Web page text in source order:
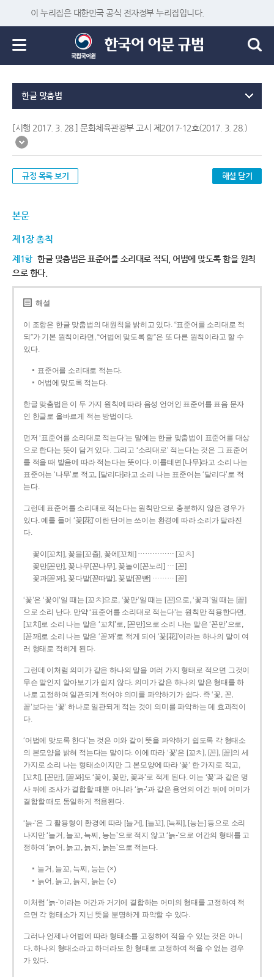
이 누리집은 대한민국 공식 전자정부 누리집입니다.
한글 맞춤법
[시행 2017. 3. 28.] 문화체육관광부 고시 제2017-12호(2017. 3. 28.)
규정 목록 보기 해설 닫기
본문
제1장 총칙
제1항 한글 맞춤법은 표준어를 소리대로 적되, 어법에 맞도록 함을 원칙
으로 한다.
해설
이 조항은 한글 맞춤법의 대원칙을 밝히고 있다. “표준어를 소리대로 적
되”가 기본 원칙이라면, “어법에 맞도록 함”은 또 다른 원칙이라고 할 수
있다.
표준어를 소리대로 적는다.
어법에 맞도록 적는다.
한글 맞춤법은 이 두 가지 원칙에 따라 음성 언어인 표준어를 표음 문자
인 한글로 올바르게 적는 방법이다.
먼저 ‘표준어를 소리대로 적는다’는 말에는 한글 맞춤법이 표준어를 대상
으로 한다는 뜻이 담겨 있다. 그리고 ‘소리대로’ 적는다는 것은 그 표준어
를 적을 때 발음에 따라 적는다는 뜻이다. 이를테면 [나무]라고 소리 나는
표준어는 ‘나무’로 적고, [달리다]라고 소리 나는 표준어는 ‘달리다’로 적
는다.
그런데 표준어를 소리대로 적는다는 원칙만으로 충분하지 않은 경우가
있다. 예를 들어 ‘꽃[花]’이란 단어는 쓰이는 환경에 따라 소리가 달라진
다.
꽃이[꼬치], 꽃을[꼬츨], 꽃에[꼬체] …………… [꼬ㅊ]
꽃만[꼰만], 꽃나무[꼰나무], 꽃놀이[꼰노리] … [꼰]
꽃과[꼳꽈], 꽃다발[꼳따발], 꽃밭[꼳빧] ……… [꼳]
‘꽃’은 ‘꽃이’일 때는 [꼬ㅊ]으로, ‘꽃만’일 때는 [꼰]으로, ‘꽃과’일 때는 [꼳]
으로 소리 난다. 만약 ‘표준어를 소리대로 적는다’는 원칙만 적용한다면,
[꼬치]로 소리 나는 말은 ‘꼬치’로, [꼰만]으로 소리 나는 말은 ‘꼰만’으로,
[꼳꽈]로 소리 나는 말은 ‘꼳꽈’로 적게 되어 ‘꽃[花]’이라는 하나의 말이 여
러 형태로 적히게 된다.
그런데 이처럼 의미가 같은 하나의 말을 여러 가지 형태로 적으면 그것이
무슨 말인지 알아보기가 쉽지 않다. 의미가 같은 하나의 말은 형태를 하
나로 고정하여 일관되게 적어야 의미를 파악하기가 쉽다. 즉 ‘꽃, 꼰,
꼳’보다는 ‘꽃’ 하나로 일관되게 적는 것이 의미를 파악하는 데 효과적이
다.
‘어법에 맞도록 한다’는 것은 이와 같이 뜻을 파악하기 쉽도록 각 형태소
의 본모양을 밝혀 적는다는 말이다. 이에 따라 ‘꽃’은 [꼬ㅊ], [꼰], [꼳]의 세
가지로 소리 나는 형태소이지만 그 본모양에 따라 ‘꽃’ 한 가지로 적고,
[꼬치], [꼰만], [꼳꽈]도 ‘꽃이, 꽃만, 꽃과’로 적게 된다. 이는 ‘꽃’과 같은 명
사 뒤에 조사가 결합할 때뿐 아니라 ‘늙-’과 같은 용언의 어간 뒤에 어미가
결합할 때도 동일하게 적용된다.
‘늙-’은 그 활용형이 환경에 따라 [늘거], [늘꼬], [늑찌], [능는] 등으로 소리
나지만 ‘늘거, 늘꼬, 늑찌, 능는’으로 적지 않고 ‘늙-’으로 어간의 형태를 고
정하여 ‘늙어, 늙고, 늙지, 늙는’으로 적는다.
늘거, 늘꼬, 늑찌, 능는 (×)
늙어, 늙고, 늙지, 늙는 (○)
이처럼 ‘늙-­’이라는 어간과 거기에 결합하는 어미의 형태를 고정하여 적
으면 각 형태소가 지닌 뜻을 분명하게 파악할 수 있다.
그러나 언제나 어법에 따라 형태소를 고정하여 적을 수 있는 것은 아니
다. 하나의 형태소라고 하더라도 한 형태로 고정하여 적을 수 없는 경우
가 있다.